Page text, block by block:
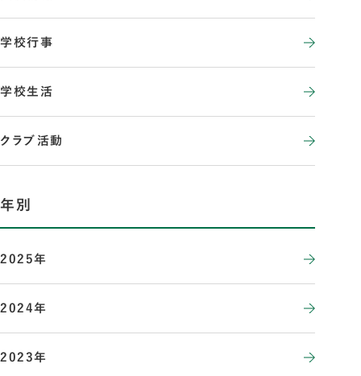
学校行事
学校生活
クラブ活動
年別
2025年
2024年
2023年